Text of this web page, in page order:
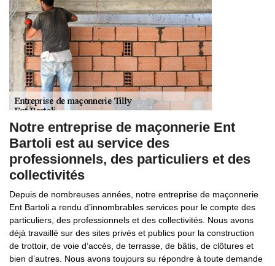
Notre entreprise de maçonnerie Ent
Bartoli est au service des
professionnels, des particuliers et des
collectivités
Depuis de nombreuses années, notre entreprise de maçonnerie
Ent Bartoli a rendu d’innombrables services pour le compte des
particuliers, des professionnels et des collectivités. Nous avons
déjà travaillé sur des sites privés et publics pour la construction
de trottoir, de voie d’accès, de terrasse, de bâtis, de clôtures et
bien d’autres. Nous avons toujours su répondre à toute demande